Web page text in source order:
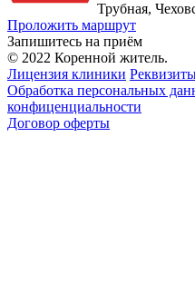
Трубная,
Проложить маршрут
Запишитесь на приём
© 2022 Коренной житель.
Лицензия клиники
Обработка персональных
конфиценциальности
Договор оферты